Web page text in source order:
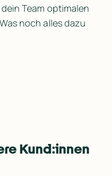
Team optimalen
noch alles dazu
Kund:innen